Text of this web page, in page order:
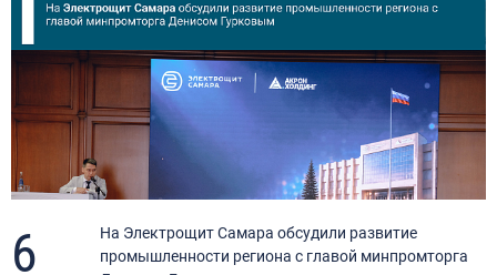
6
На Электрощит Самара обсудили развитие
промышленности региона с главой минпромторга